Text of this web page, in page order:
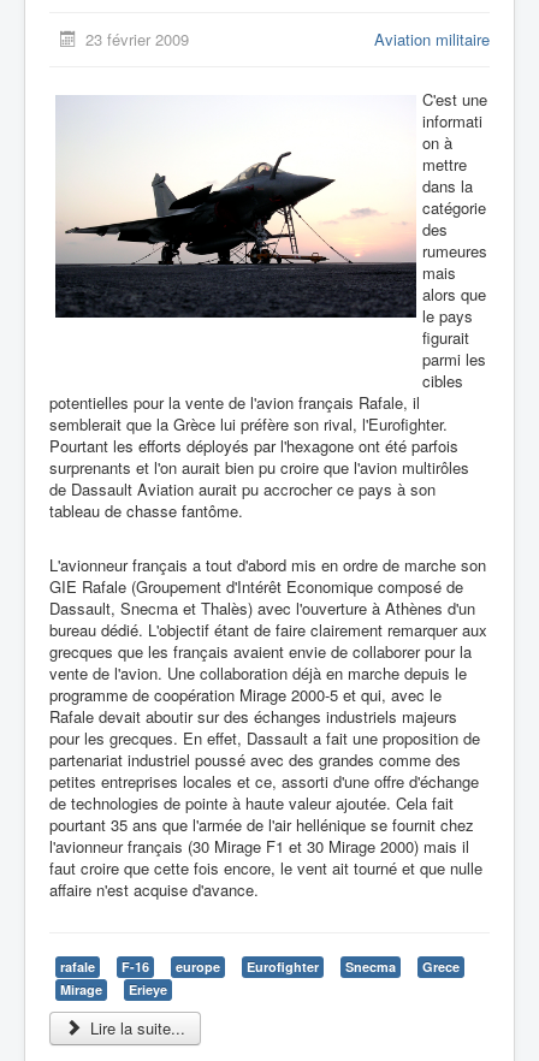
23 février 2009 Aviation militaire
C'est une
informati
on à
mettre
dans la
catégorie
des
rumeures
mais
alors que
le pays
figurait
parmi les
cibles
potentielles pour la vente de l'avion français Rafale, il
semblerait que la Grèce lui préfère son rival, l'Eurofighter.
Pourtant les efforts déployés par l'hexagone ont été parfois
surprenants et l'on aurait bien pu croire que l'avion multirôles
de Dassault Aviation aurait pu accrocher ce pays à son
tableau de chasse fantôme.
L'avionneur français a tout d'abord mis en ordre de marche son
GIE Rafale (Groupement d'Intérêt Economique composé de
Dassault, Snecma et Thalès) avec l'ouverture à Athènes d'un
bureau dédié. L'objectif étant de faire clairement remarquer aux
grecques que les français avaient envie de collaborer pour la
vente de l'avion. Une collaboration déjà en marche depuis le
programme de coopération Mirage 2000-5 et qui, avec le
Rafale devait aboutir sur des échanges industriels majeurs
pour les grecques. En effet, Dassault a fait une proposition de
partenariat industriel poussé avec des grandes comme des
petites entreprises locales et ce, assorti d'une offre d'échange
de technologies de pointe à haute valeur ajoutée. Cela fait
pourtant 35 ans que l'armée de l'air hellénique se fournit chez
l'avionneur français (30 Mirage F1 et 30 Mirage 2000) mais il
faut croire que cette fois encore, le vent ait tourné et que nulle
affaire n'est acquise d'avance.
rafale F-16 europe Eurofighter Snecma
Grece
Mirage
Erieye
Lire la suite...